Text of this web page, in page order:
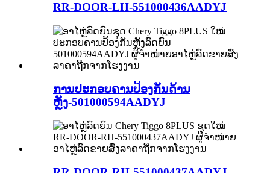
RR-DOOR-LH-551000436AADYJ
ການປະກອບຄານປ້ອງກັນດ້ານ
ຫຼັງ-501000594AADYJ